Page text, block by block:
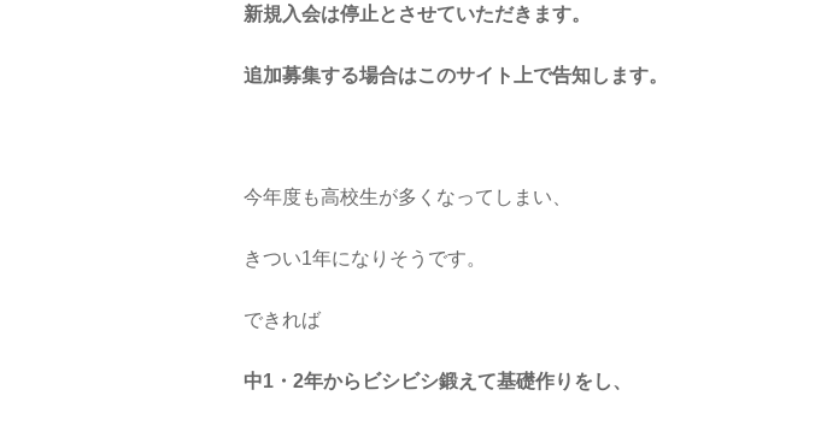
新規入会は停止とさせていただきます。
追加募集する場合はこのサイト上で告知します。
今年度も高校生が多くなってしまい、
きつい1年になりそうです。
できれば
中1・2年からビシビシ鍛えて基礎作りをし、